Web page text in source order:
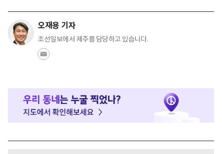
오재용 기자
조선일보에서 제주를 담당하고 있습니다.